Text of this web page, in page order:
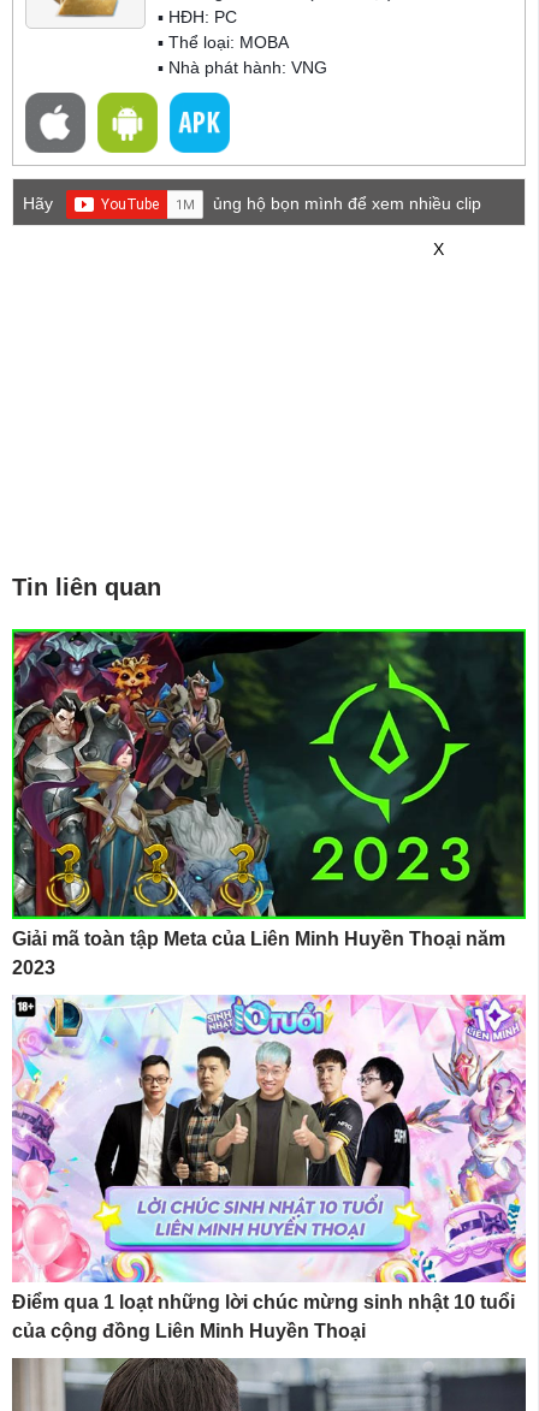
▪ HĐH: PC
▪ Thể loại: MOBA
▪ Nhà phát hành: VNG
Hãy
ủng hộ bọn mình để xem nhiều clip
X
Tin liên quan
Giải mã toàn tập Meta của Liên Minh Huyền Thoại năm
2023
Điểm qua 1 loạt những lời chúc mừng sinh nhật 10 tuổi
của cộng đồng Liên Minh Huyền Thoại